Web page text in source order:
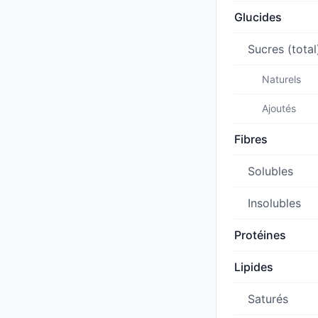
Glucides
Sucres
Naturels
Ajoutés
Fibres
Solubles
Insolubles
Protéines
Lipides
Saturés